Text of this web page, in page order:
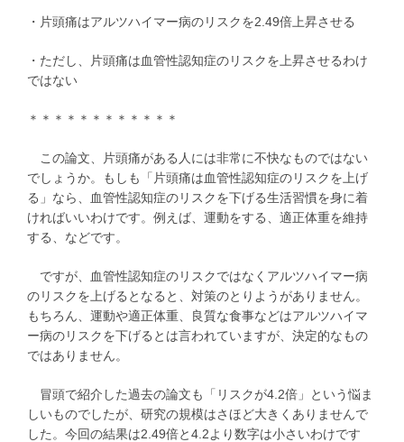
・片頭痛はアルツハイマー病のリスクを2.49倍上昇させる
・ただし、片頭痛は血管性認知症のリスクを上昇させるわけ
ではない
＊＊＊＊＊＊＊＊＊＊＊＊
この論文、片頭痛がある人には非常に不快なものではない
でしょうか。もしも「片頭痛は血管性認知症のリスクを上げ
る」なら、血管性認知症のリスクを下げる生活習慣を身に着
ければいいわけです。例えば、運動をする、適正体重を維持
する、などです。
ですが、血管性認知症のリスクではなくアルツハイマー病
のリスクを上げるとなると、対策のとりようがありません。
もちろん、運動や適正体重、良質な食事などはアルツハイマ
ー病のリスクを下げるとは言われていますが、決定的なもの
ではありません。
冒頭で紹介した過去の論文も「リスクが4.2倍」という悩ま
しいものでしたが、研究の規模はさほど大きくありませんで
した。今回の結果は2.49倍と4.2より数字は小さいわけです